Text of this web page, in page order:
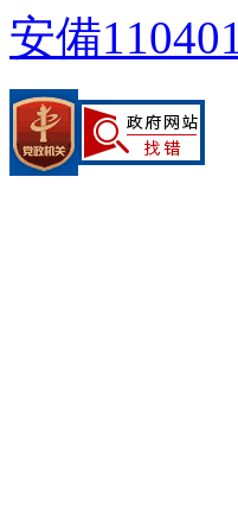
安備